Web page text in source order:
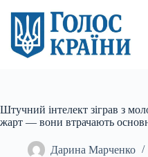
вмісту
Штучний інтелект зіграв з
жарт — вони втрачають
Дарина Марченко